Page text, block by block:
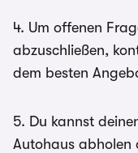
4. Um offenen
abzuschließen,
dem besten
5. Du kannst
Autohaus abholen